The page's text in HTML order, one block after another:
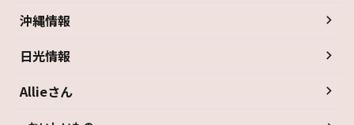
沖縄情報
日光情報
Allieさん